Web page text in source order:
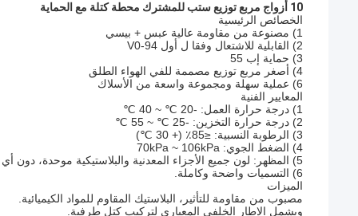
10 أزواج مربع توزيع ستب للمشترك محطة كتلة مع الحماية
الخصائص الرئيسية
1) مصنوعة من مقاومة عالية عبس + بيسي
2) القابلية للاشتعال وفقا ل أول 94-V0
3) حماية إب 55
4) أصغر مربع توزيع مصممة للفي الهواء الطلق
6) عملية سهلة ومجموعة واسعة من الأسلاك
المعايير الفنية
1) درجة حرارة العمل: -20 ℃ ~ 40 ℃
2) درجة حرارة التخزين: -25 ℃ ~ 55 ℃
3) الرطوبة النسبية: ≤85٪ (+ 30 ℃)
4) الضغط الجوي: 70kPa ~ 106kPa
5) المظهر: لون جميع الأجزاء المعدنية والبلاستيكية موحدة، دون أي خدش، الصدأ، تكسير والشقوق.
6) التسميات واضحة وكاملة.
الميزات
مصبوب من مقاومة للتأثير، البلاستيك المقاوم للمواد الكيميائية.
ويشمل الإطار الخلفي المعياري لتركيب كتل طرفية.